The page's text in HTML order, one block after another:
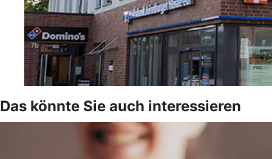
Das könnte Sie auch interessieren